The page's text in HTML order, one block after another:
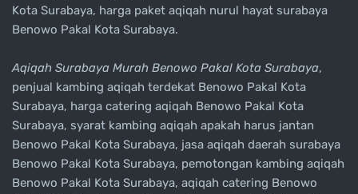
Kota Surabaya, harga paket aqiqah nurul hayat surabaya
Benowo Pakal Kota Surabaya.
Aqiqah Surabaya Murah Benowo Pakal Kota Surabaya,
penjual kambing aqiqah terdekat Benowo Pakal Kota
Surabaya, harga catering aqiqah Benowo Pakal Kota
Surabaya, syarat kambing aqiqah apakah harus jantan
Benowo Pakal Kota Surabaya, jasa aqiqah daerah surabaya
Benowo Pakal Kota Surabaya, pemotongan kambing aqiqah
Benowo Pakal Kota Surabaya, aqiqah catering Benowo